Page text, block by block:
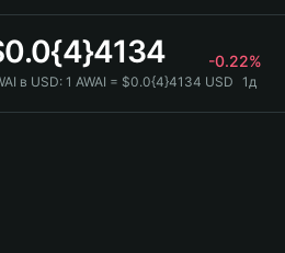
0.0{4}4134 -0.22%
в USD: 1 AWAI = $0.0{4}4134 USD 1д